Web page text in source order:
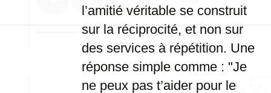
l’amitié véritable se construit
sur la réciprocité, et non sur
des services à répétition. Une
réponse simple comme : "Je
ne peux pas t’aider pour le